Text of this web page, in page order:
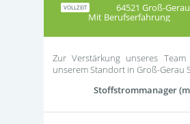
VOLLZEIT 64521 Groß-
Mit Berufserfahrung
Zur Verstärkung unseres
unserem Standort in Groß-Gerau
Stoffstrommanager